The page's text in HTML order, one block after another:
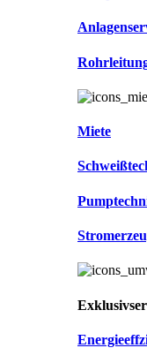
Miete